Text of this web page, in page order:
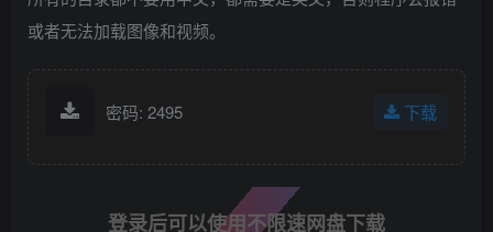
或者无法加载图像和视频。
密码: 2495 下载
登录后可以使用不限速网盘下载